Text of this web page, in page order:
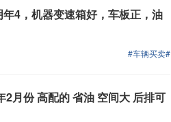
4，机器变速箱好，车板正，油
#车辆买卖#
月份 高配的 省油 空间大 后排可